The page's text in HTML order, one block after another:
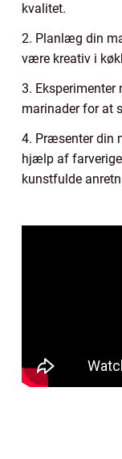
kvalitet.
2. Planlæg din
være kreativ i
3. Eksperimenter
marinader for at
4. Præsenter din
hjælp af farverige
kunstfulde